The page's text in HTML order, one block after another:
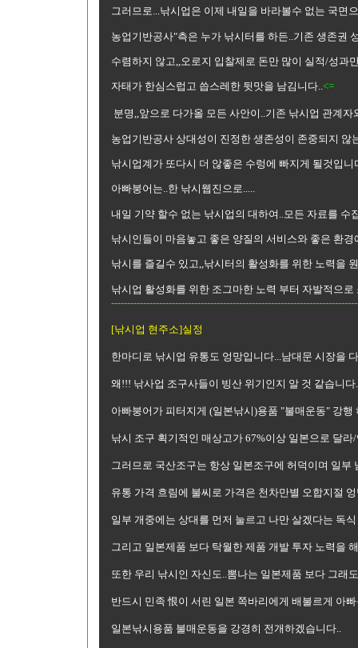
그러므로...낚시업은 이제 내일을 바라볼수 없는 국면
농업기반공사"측은 누가 낚시터를 하든..기존 생존권
수렴하지 않고,,오로지 입찰제로 돈만 많이 실적/성과
자태가 한심스럽고 씁스레한 뒷맛을 남김니다..<=
분명,,앞으로 다가올 모든 사안이..기존 낚시업 관계자
농업기반공사 상대성이 진정한 생존성이 존중되지 않
낚시업계가 또다시 더 않좋은 수렁에 빠지게 될것입니
아빠붕어는..한 낚시웹진으로.....
내일 기약 할수 없는 낚시업의 대하여..모든 자료를 수
낚시인들이 마음놓고 좋은 양질의 서비스와 좋은 환경
낚시를 즐길수 있고,,낚시터의 활성화를 위한 노력을
낚시업 활성화를 위한 조그마한 노력 부터 자발적으
[낚시업 현주소]실정
한마디로 낚시업 유통도 엉망입니다...남대문 시장을
왜!!! 낚사업 조구사들이 빙산 위기인지 알 것 같습니
아빠붕어가 피터지게 (일본낚시)용품 "불매운동" 강행
낚시 조구 획기적인 매상고가 67%이상 일본으로 달
그러므로 국산조구는 항상 일본조구에 허덕이며 일부
유통 가격 흐림에 불씨로 가격은 천차만별 오합지절
일부 개중에는 상대를 먼저 눌르고 나만 살겠다는 독
그리고 일본제품 보다 탁월한 제품 개발 투자 노력을
또한 우리 낚시인 자신도..뽐나는 일본제품 보다 그래
반드시 민족 恨이 서린 일본 쪽바리에게 배불르게 아
일본낚시용품 불매운동을 강경히 전개하겠습니다..